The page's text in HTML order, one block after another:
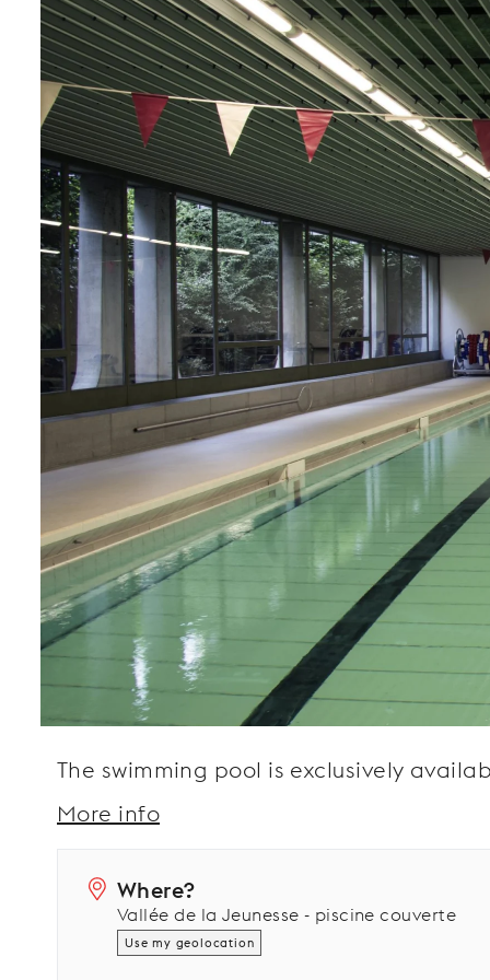
Where?
Vallée de la Jeunesse - piscine couverte
Use my geolocation
The swimming pool is exclusively
More info